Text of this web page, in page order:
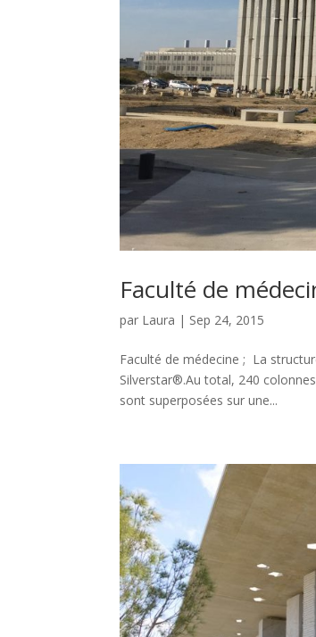
Faculté de
par Laura | Sep 24, 2015
Faculté de médecine ; La
Silverstar­®.Au total, 240
sont superposées sur une...